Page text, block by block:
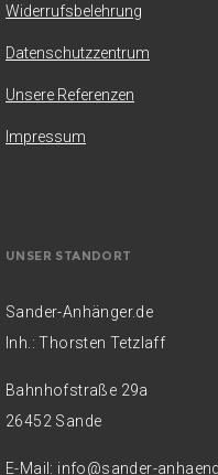
Widerrufsbelehrung
Datenschutzzentrum
Unsere Referenzen
Impressum
UNSER STANDORT
Sander-Anhänger.de
Inh.: Thorsten Tetzlaff
Bahnhofstraße 29a
26452 Sande
E-Mail: info@sander-